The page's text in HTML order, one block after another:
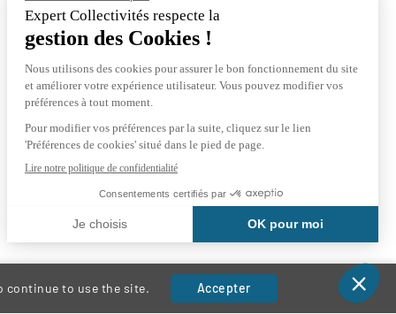
continue to use the site. Accepter